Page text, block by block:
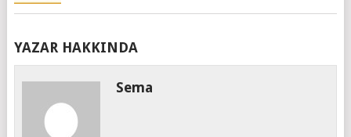
YAZAR HAKKINDA
Sema